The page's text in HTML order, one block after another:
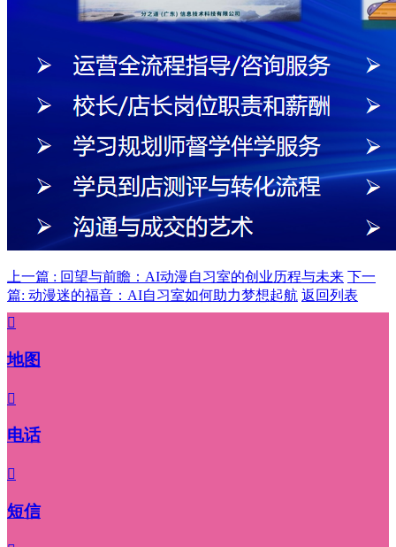
上一篇 : 回望与前瞻：AI动漫自习室的创业历程与未来 下一
篇: 动漫迷的福音：AI自习室如何助力梦想起航 返回列表

地图

电话

短信